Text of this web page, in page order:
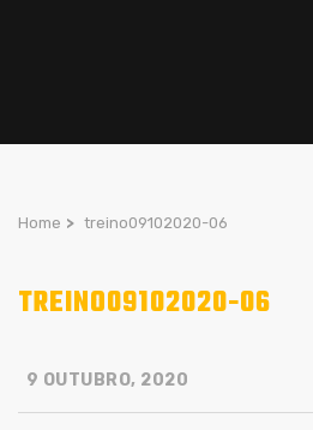
Home > treino09102020-06
TREINO09102020-06
9 OUTUBRO, 2020